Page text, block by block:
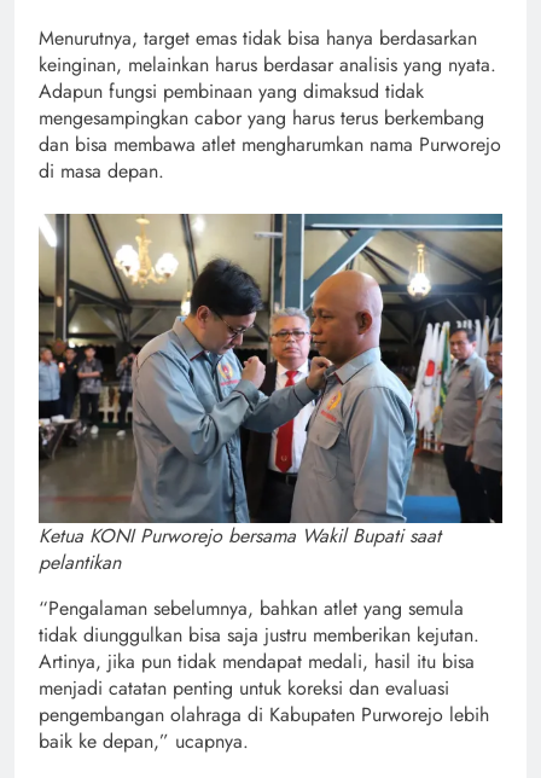
Menurutnya, target emas tidak bisa hanya berdasarkan
keinginan, melainkan harus berdasar analisis yang nyata.
Adapun fungsi pembinaan yang dimaksud tidak
mengesampingkan cabor yang harus terus berkembang
dan bisa membawa atlet mengharumkan nama Purworejo
di masa depan.
Ketua KONI Purworejo bersama Wakil Bupati saat
pelantikan
“Pengalaman sebelumnya, bahkan atlet yang semula
tidak diunggulkan bisa saja justru memberikan kejutan.
Artinya, jika pun tidak mendapat medali, hasil itu bisa
menjadi catatan penting untuk koreksi dan evaluasi
pengembangan olahraga di Kabupaten Purworejo lebih
baik ke depan,” ucapnya.